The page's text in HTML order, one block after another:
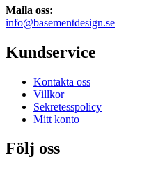
Maila oss:
info@basementdesign.se
Kundservice
Kontakta oss
Villkor
Sekretesspolicy
Mitt konto
Följ oss